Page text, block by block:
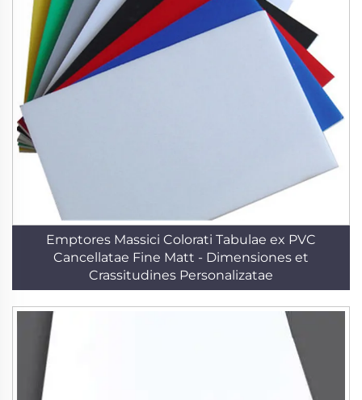
Emptores Massici Colorati Tabulae ex PVC
Cancellatae Fine Matt - Dimensiones et
Crassitudines Personalizatae